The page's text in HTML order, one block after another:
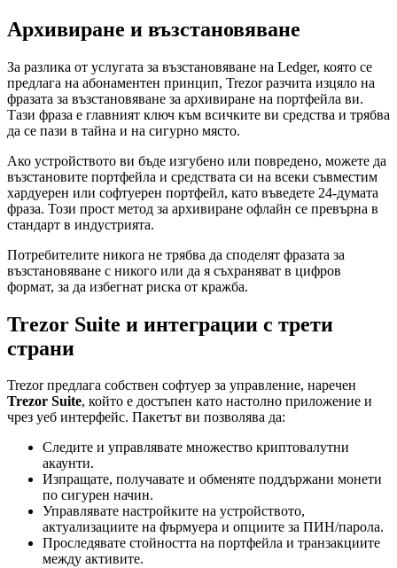
Архивиране и възстановяване
За разлика от услугата за възстановяване на Ledger, която се
предлага на абонаментен принцип, Trezor разчита изцяло на
фразата за възстановяване за архивиране на портфейла ви.
Тази фраза е главният ключ към всичките ви средства и трябва
да се пази в тайна и на сигурно място.
Ако устройството ви бъде изгубено или повредено, можете да
възстановите портфейла и средствата си на всеки съвместим
хардуерен или софтуерен портфейл, като въведете 24-думата
фраза. Този прост метод за архивиране офлайн се превърна в
стандарт в индустрията.
Потребителите никога не трябва да споделят фразата за
възстановяване с никого или да я съхраняват в цифров
формат, за да избегнат риска от кражба.
Trezor Suite и интеграции с трети
страни
Trezor предлага собствен софтуер за управление, наречен
Trezor Suite, който е достъпен като настолно приложение и
чрез уеб интерфейс. Пакетът ви позволява да:
Следите и управлявате множество криптовалутни
акаунти.
Изпращате, получавате и обменяте поддържани монети
по сигурен начин.
Управлявате настройките на устройството,
актуализациите на фърмуера и опциите за ПИН/парола.
Проследявате стойността на портфейла и транзакциите
между активите.